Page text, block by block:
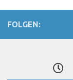
FOLGEN: